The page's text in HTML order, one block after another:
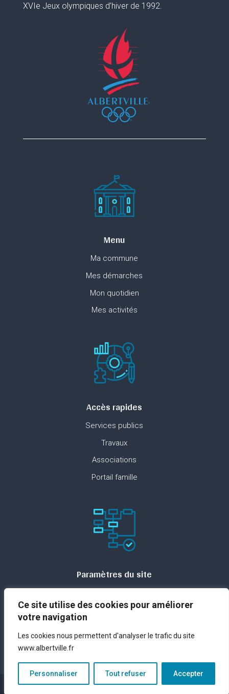
Ce site utilise des cookies pour améliorer
votre navigation
Les cookies nous permettent d'analyser le trafic du site
www.albertville.fr
Personnaliser Tout refuser Accepter
XVIe Jeux olympiques d’hiver de 1992.
Menu
Ma commune
Mes démarches
Mon quotidien
Mes activités
Accès rapides
Services publics
Travaux
Associations
Portail famille
Paramètres du site
Contact
Réalisation – © ANTIDOTS Group – 2023